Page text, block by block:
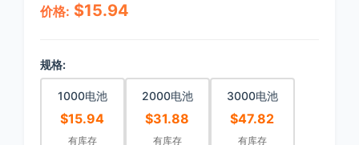
价格: $15.94
规格:
1000电池
$15.94
有库存
2000电池
$31.88
有库存
3000电池
$47.82
有库存